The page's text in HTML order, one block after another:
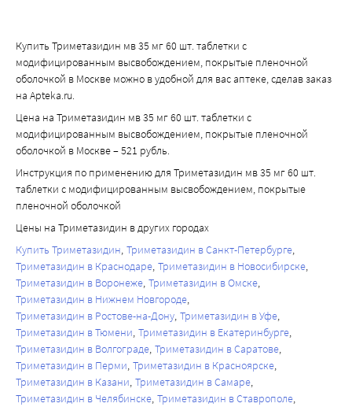
Купить Триметазидин мв 35 мг 60 шт. таблетки с
модифицированным высвобождением, покрытые пленочной
оболочкой в Москве можно в удобной для вас аптеке, сделав заказ
на Apteka.ru.
Цена на Триметазидин мв 35 мг 60 шт. таблетки с
модифицированным высвобождением, покрытые пленочной
оболочкой в Москве – 521 рубль.
Инструкция по применению для Триметазидин мв 35 мг 60 шт.
таблетки с модифицированным высвобождением, покрытые
пленочной оболочкой
Цены на Триметазидин в других городах
Купить Триметазидин Триметазидин в Санкт-Петербурге
Триметазидин в Краснодаре Триметазидин в Новосибирске
Триметазидин в Воронеже Триметазидин в Омске
Триметазидин в Нижнем Новгороде
Триметазидин в Ростове-на-Дону Триметазидин в Уфе
Триметазидин в Тюмени Триметазидин в Екатеринбурге
Триметазидин в Волгограде Триметазидин в Саратове
Триметазидин в Перми Триметазидин в Красноярске
Триметазидин в Казани Триметазидин в Самаре
Триметазидин в Челябинске Триметазидин в Ставрополе